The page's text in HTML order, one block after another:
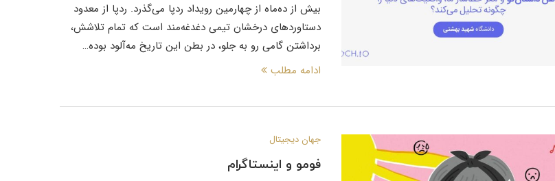
بیش از ده‌ماه از چهارمین رویداد ردپا می‌گذرد. ردپا از معدود
دستاوردهای درخشان تیمی دغدغه‌مند است که تمام تلاشش،
برداشتن گامی رو به جلو، در بطن این تاریخ مه‌آلود بوده…
ادامه مطلب
جهان دیجیتال
فومو و اینستاگرام